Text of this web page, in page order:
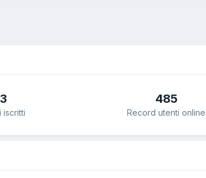
iscritti
485
Record utenti online